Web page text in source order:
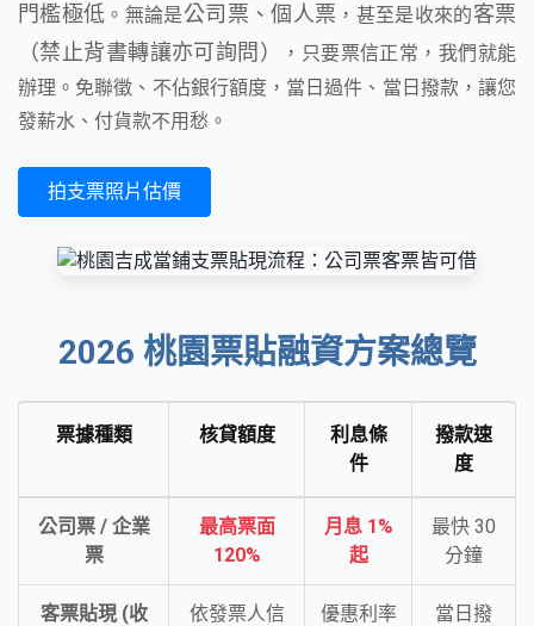
門檻極低 。無論是公司票、個人票 ，甚至是收來的客票
（禁止背書轉讓亦可詢問）
，只要票信正常，我們就能
辦理。免聯徵、不佔銀行額度，當日過件、當日撥款，讓您
發薪水、付貨款不用愁。
拍支票照片估價
2026 桃園票貼融資方案總覽
票據種類 核貸額度
利息條
件
撥款速
度
公司票 / 企業
票
最高票面
120%
月息 1%
起
最快 30
分鐘
客票貼現 (收
依發票人信
優惠利率
當日撥